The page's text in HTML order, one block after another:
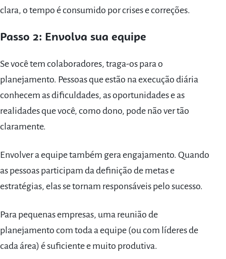
clara, o tempo é consumido por crises e correções.
Passo 2: Envolva sua equipe
Se você tem colaboradores, traga-os para o
planejamento. Pessoas que estão na execução diária
conhecem as dificuldades, as oportunidades e as
realidades que você, como dono, pode não ver tão
claramente.
Envolver a equipe também gera engajamento. Quando
as pessoas participam da definição de metas e
estratégias, elas se tornam responsáveis pelo sucesso.
Para pequenas empresas, uma reunião de
planejamento com toda a equipe (ou com líderes de
cada área) é suficiente e muito produtiva.